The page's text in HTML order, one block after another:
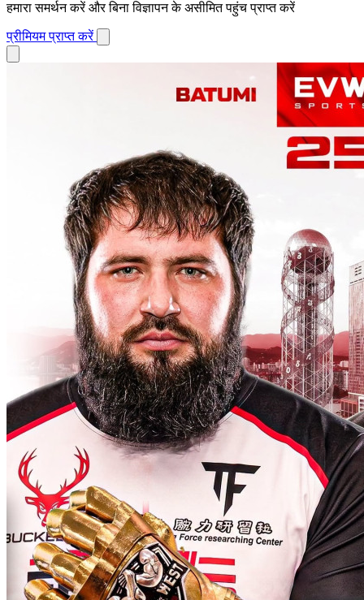
हमारा समर्थन करें और बिना विज्ञापन के असीमित पहुंच प्राप्त करें
प्रीमियम प्राप्त करें